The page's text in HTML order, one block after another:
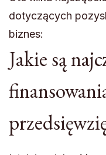
dotyczących
biznes:
Jakie są